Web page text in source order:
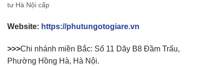
tư Hà Nội cấp
Website: https://phutungotogiare.vn
>>>Chi nhánh miền Bắc: Số 11 Dãy B8 Đầm Trấu,
Phường Hồng Hà, Hà Nội.